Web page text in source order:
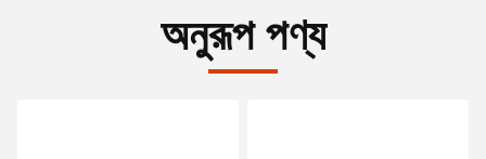
অনুরূপ পণ্য